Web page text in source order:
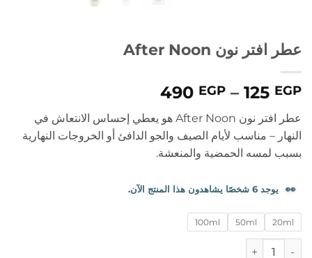
عطر افتر نون After Noon
125 EGP
–
490 EGP
نطاق
السعر:
من
خلال
عطر افتر نون After Noon هو يعطي إحساس الانتعاش في
النهار – مناسب لأيام الصيف والجو الدافئ أو الخروجات النهارية
بسبب لمسه الحمضية والمنعشة.
👀 يوجد 6 شخصًا يشاهدون هذا المنتج الآن.
20ml
50ml
100ml
كمية عطر افتر نون After Noon